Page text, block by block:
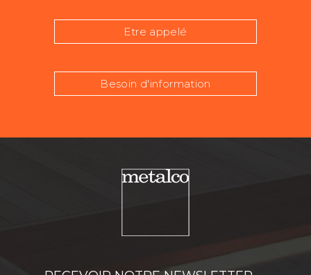
Etre appelé
Besoin d'information